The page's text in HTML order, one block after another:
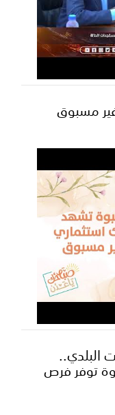
مسبوق
البلدي..
توفر فرص